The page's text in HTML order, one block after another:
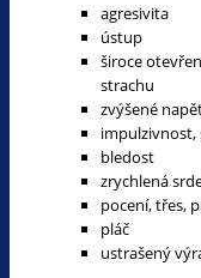
agresivita
ústup
široce
strachu
zvýšené
impulzivnost,
bledost
zrychlená
pocení, třes,
pláč
ustrašený